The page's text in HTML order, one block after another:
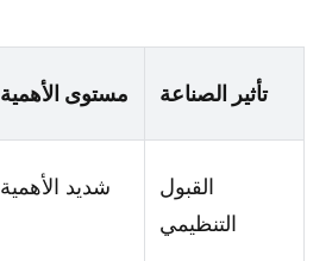
مستوى الأهمية تأثير الصناعة
شديد الأهمية
القبول
التنظيمي